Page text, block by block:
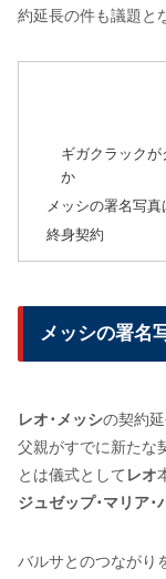
約延長の件も議題と
ギガクラック
か
メッシの署名写真
終身契約
メッシの署名
レオ･メッシの契約
父親がすでに新たな
とは儀式として レオ
ジュゼップ･マリア･
バルサとのつながり